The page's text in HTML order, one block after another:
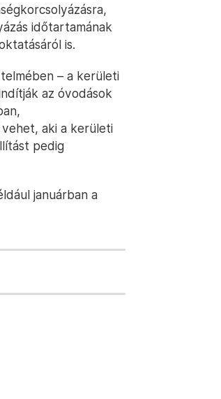
időtartamának
is.
– a kerületi
az óvodások
aki a kerületi
pedig
januárban a